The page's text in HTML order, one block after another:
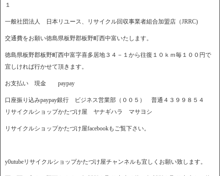
１
一般社団法人 日本リユース、リサイクル回収事業者組合加盟店（JRRC)
交通費をお願い徳島県板野郡板野町西中富いたします。
徳島県板野郡板野町西中富字喜多居地３４－１から往復１０ｋｍ毎１００円で
宜しければ行かせて頂きます。
お支払い 現金 paypay
口座振り込みpaypay銀行 ビジネス営業部（００５） 普通４３９９８５４
リサイクルショップかたづけ屋 ヤナギハラ マサヨシ
リサイクルショップかたづけ屋facebookもご覧下さい。
y0utubeリサイクルショップかたづけ屋チャンネルも宜しくお願い致します。